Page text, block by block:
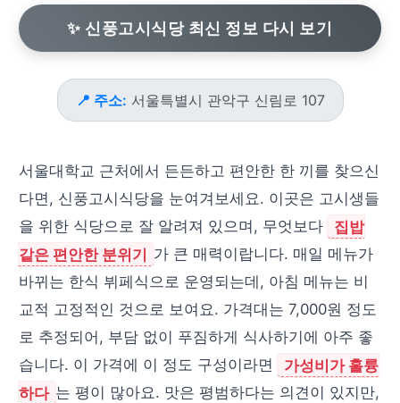
✨ 신풍고시식당 최신 정보 다시 보기
📍 주소: 서울특별시 관악구 신림로 107
서울대학교 근처에서 든든하고 편안한 한 끼를 찾으신
다면, 신풍고시식당을 눈여겨보세요. 이곳은 고시생들
을 위한 식당으로 잘 알려져 있으며, 무엇보다
집밥
같은 편안한 분위기 가 큰 매력이랍니다. 매일 메뉴가
바뀌는 한식 뷔페식으로 운영되는데, 아침 메뉴는 비
교적 고정적인 것으로 보여요. 가격대는 7,000원 정도
로 추정되어, 부담 없이 푸짐하게 식사하기에 아주 좋
습니다. 이 가격에 이 정도 구성이라면
가성비가 훌륭
하다 는 평이 많아요. 맛은 평범하다는 의견이 있지만,